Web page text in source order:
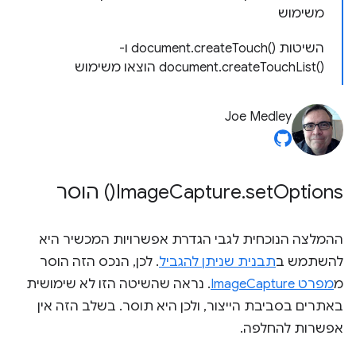
משימוש
השיטות document.createTouch()‎ ו-
document.createTouchList()‎ הוצאו משימוש
Joe Medley
ImageCapture.setOptions( ) הוסר
ההמלצה הנוכחית לגבי הגדרת אפשרויות המכשיר היא
להשתמש בתבנית שניתן להגביל. לכן, הנכס הזה הוסר
ממפרט ImageCapture
. נראה שהשיטה הזו לא שימושית
באתרים בסביבת הייצור, ולכן היא תוסר. בשלב הזה אין
אפשרות להחלפה.